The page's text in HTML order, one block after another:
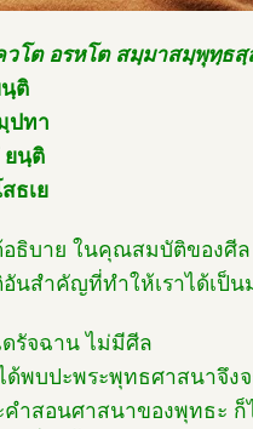
โต อรหโต สมฺมาสมฺพุทฺธ
ติ
ปทา
ยนฺติ
ธเย
ธิบาย ในคุณสมบัติของศีล
นสำคัญที่ทำให้เราได้เป็น
ดรัจฉาน ไม่มีศีล
พบปะพระพุทธศาสนาจึง
ำสอนศาสนาของพุทธะ ก็